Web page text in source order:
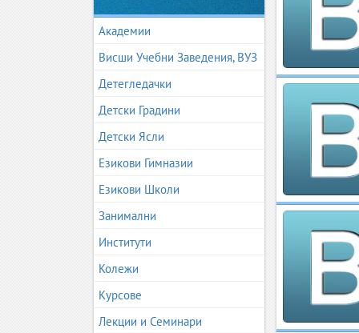
Академии
Висши Учебни Заведения, ВУЗ
Детегледачки
Детски Градини
Детски Ясли
Езикови Гимназии
Езикови Школи
Занимални
Институти
Колежи
Курсове
Лекции и Семинари